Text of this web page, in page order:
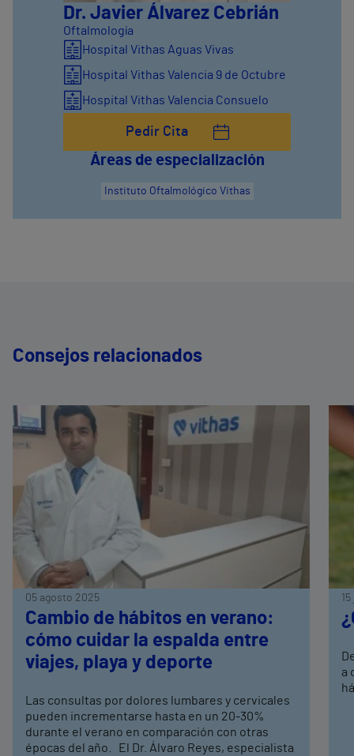
Dr. Javier Álvarez Cebrián
Oftalmología
Hospital Vithas Aguas Vivas
Hospital Vithas Valencia 9 de Octubre
Hospital Vithas Valencia Consuelo
Pedir Cita
Áreas de especialización
Instituto Oftalmológico Vithas
Consejos relacionados
05 agosto 2025
Cambio de hábitos en verano:
cómo cuidar la espalda entre
viajes, playa y deporte
Las consultas por dolores lumbares y cervicales
pueden incrementarse hasta en un 20-30%
durante el verano en comparación con otras
épocas del año. El Dr. Álvaro Reyes, especialista
a